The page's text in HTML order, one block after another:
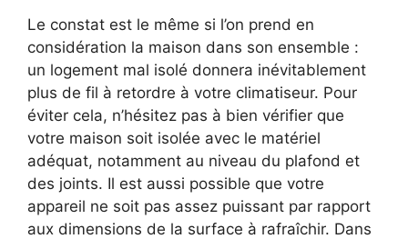
Le constat est le même si l’on prend en
considération la maison dans son ensemble :
un logement mal isolé donnera inévitablement
plus de fil à retordre à votre climatiseur. Pour
éviter cela, n’hésitez pas à bien vérifier que
votre maison soit isolée avec le matériel
adéquat, notamment au niveau du plafond et
des joints. Il est aussi possible que votre
appareil ne soit pas assez puissant par rapport
aux dimensions de la surface à rafraîchir. Dans